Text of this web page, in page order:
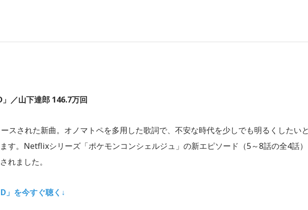
／山下達郎 146.7万回
スされた新曲。オノマトペを多用した歌詞で、不安な時代を少しでも明るくしたい
す。Netflixシリーズ「ポケモンコンシェルジュ」の新エピソード（5～8話の全4話）
れました。
を今すぐ聴く↓